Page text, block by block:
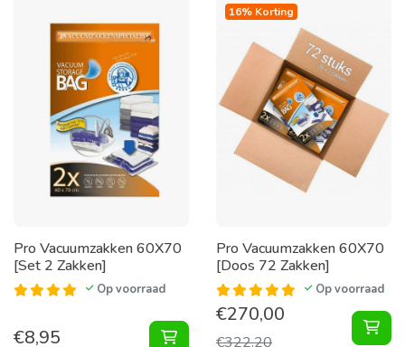
Pro Vacuumzakken 60X70
[Set 2 Zakken]
Op voorraad
€8,95 Vacuumzakken 60X70 [Set 2
16% Korting
Pro Vacuumzakken 60X70
[Doos 72 Zakken]
Op voorraad
€270,00
€322,20